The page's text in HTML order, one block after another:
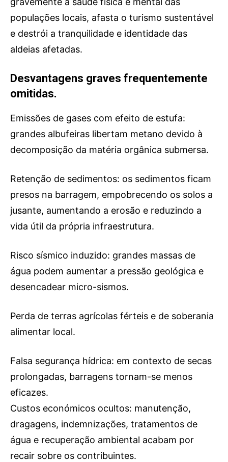
populações locais, afasta o turismo sustentável
e destrói a tranquilidade e identidade das
aldeias afetadas.
Desvantagens graves frequentemente
omitidas.
Emissões de gases com efeito de estufa:
grandes albufeiras libertam metano devido à
decomposição da matéria orgânica submersa.
Retenção de sedimentos: os sedimentos ficam
presos na barragem, empobrecendo os solos a
jusante, aumentando a erosão e reduzindo a
vida útil da própria infraestrutura.
Risco sísmico induzido: grandes massas de
água podem aumentar a pressão geológica e
desencadear micro-sismos.
Perda de terras agrícolas férteis e de soberania
alimentar local.
Falsa segurança hídrica: em contexto de secas
prolongadas, barragens tornam-se menos
eficazes.
Custos económicos ocultos: manutenção,
dragagens, indemnizações, tratamentos de
água e recuperação ambiental acabam por
recair sobre os contribuintes.